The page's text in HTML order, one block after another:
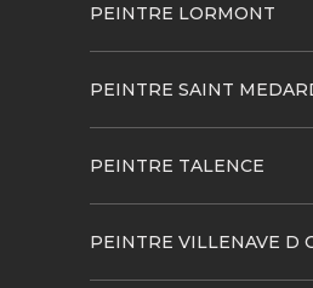
PEINTRE LORMONT
PEINTRE SAINT
PEINTRE TALENCE
PEINTRE VILLENAVE D